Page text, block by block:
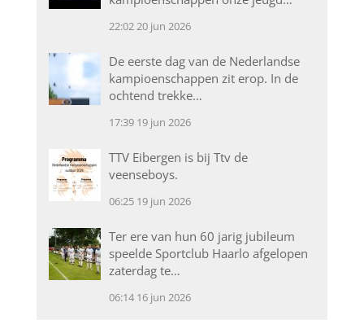
22:0220 jun 2026
De eerste dag van de Nederlandse
kampioenschappen zit erop. In de
ochtend trekke…
17:39 19 jun 2026
TTV Eibergen is bij Ttv de
veenseboys.
06:25 19 jun 2026
Ter ere van hun 60 jarig jubileum
speelde Sportclub Haarlo afgelopen
zaterdag te…
06:14 16 jun 2026